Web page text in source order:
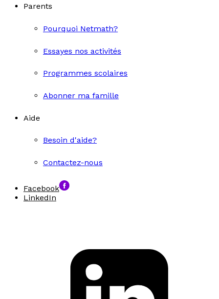
Parents
Pourquoi Netmath?
Essayes nos activités
Programmes scolaires
Abonner ma famille
Aide
Besoin d'aide?
Contactez-nous
Facebook
LinkedIn